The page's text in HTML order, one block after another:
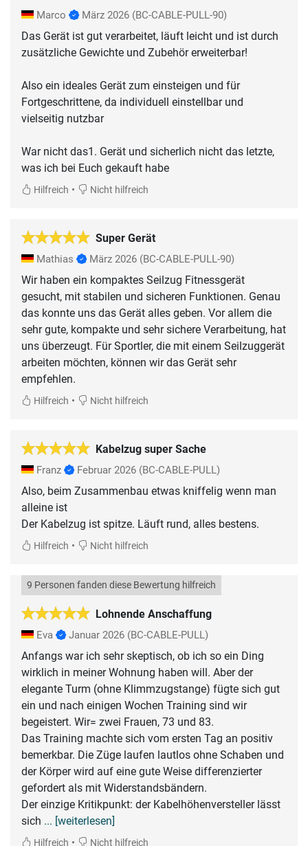
Marco März 2026 (BC-CABLE-PULL-90)
Das Gerät ist gut verarbeitet, läuft leicht und ist durch
zusätzliche Gewichte und Zubehör erweiterbar!
Also ein ideales Gerät zum einsteigen und für
Fortgeschrittene, da individuell einstellbar und
vielseitig nutzbar
War nicht das1. Gerät und sicherlich nicht das letzte,
was ich bei Euch gekauft habe
Hilfreich • Nicht hilfreich
Super Gerät
Mathias März 2026 (BC-CABLE-PULL-90)
Wir haben ein kompaktes Seilzug Fitnessgerät
gesucht, mit stabilen und sicheren Funktionen. Genau
das konnte uns das Gerät alles geben. Vor allem die
sehr gute, kompakte und sehr sichere Verarbeitung, hat
uns überzeugt. Für Sportler, die mit einem Seilzuggerät
arbeiten möchten, können wir das Gerät sehr
Hilfreich • Nicht hilfreich
Kabelzug super Sache
Franz Februar 2026 (BC-CABLE-PULL)
Also, beim Zusammenbau etwas kniffelig wenn man
alleine ist
Der Kabelzug ist spitze. Läuft rund, alles bestens.
Hilfreich • Nicht hilfreich
Lohnende Anschaffung
9 Personen fanden diese Bewertung hilfreich
Eva Januar 2026 (BC-CABLE-PULL)
Anfangs war ich sehr skeptisch, ob ich so ein Ding
wirklich in meiner Wohnung haben will. Aber der
elegante Turm (ohne Klimmzugstange) fügte sich gut
ein und nach einigen Wochen Training sind wir
begeistert. Wir= zwei Frauen, 73 und 83.
Das Training machte sich vom ersten Tag an positiv
bemerkbar. Die Züge laufen lautlos ohne Schaben und
der Körper wird auf eine gute Weise differenzierter
gefordert als mit Widerstandsbändern.
Der einzige Kritikpunkt: der Kabelhöhenversteller lässt
sich ... [weiterlesen]
Hilfreich • Nicht hilfreich